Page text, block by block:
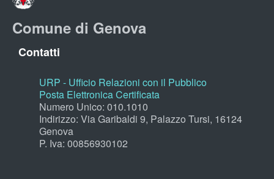
Comune di Genova
Contatti
URP - Ufficio Relazioni con il Pubblico
Posta Elettronica Certificata
Numero Unico: 010.1010
Indirizzo: Via Garibaldi 9, Palazzo Tursi, 16124
Genova
P. Iva: 00856930102